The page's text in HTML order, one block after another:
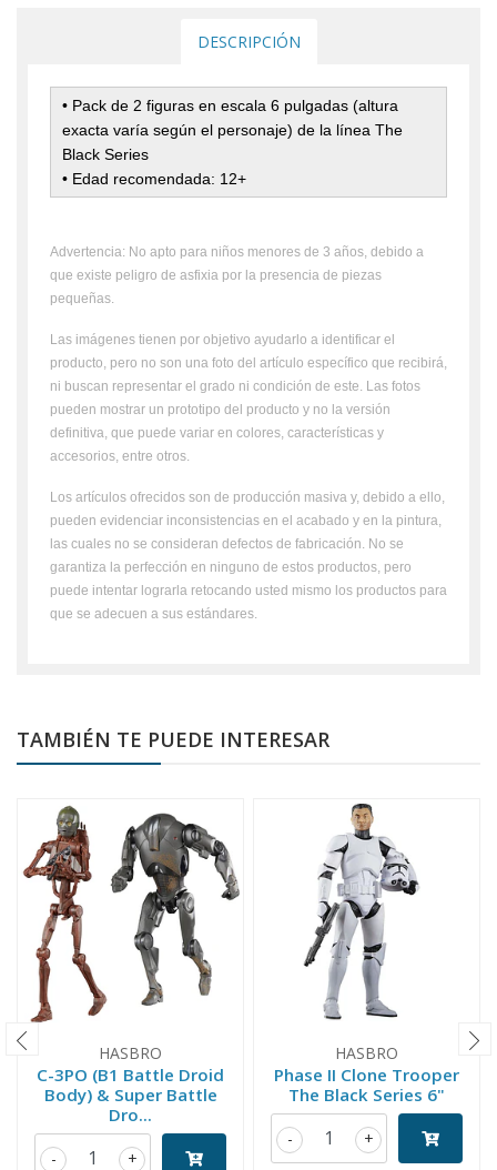
DESCRIPCIÓN
• Pack de 2 figuras en escala 6 pulgadas (altura
exacta varía según el personaje) de la línea The
Black Series
• Edad recomendada: 12+
Advertencia: No apto para niños menores de 3 años, debido a
que existe peligro de asfixia por la presencia de piezas
pequeñas.
Las imágenes tienen por objetivo ayudarlo a identificar el
producto, pero no son una foto del artículo específico que recibirá,
ni buscan representar el grado ni condición de este. Las fotos
pueden mostrar un prototipo del producto y no la versión
definitiva, que puede variar en colores, características y
accesorios, entre otros.
Los artículos ofrecidos son de producción masiva y, debido a ello,
pueden evidenciar inconsistencias en el acabado y en la pintura,
las cuales no se consideran defectos de fabricación. No se
garantiza la perfección en ninguno de estos productos, pero
puede intentar lograrla retocando usted mismo los productos para
que se adecuen a sus estándares.
TAMBIÉN TE PUEDE INTERESAR
HASBRO
C-3PO (B1 Battle Droid
Body) & Super Battle
Dro...
+
-
HASBRO
Phase II Clone Trooper
The Black Series 6"
+
-